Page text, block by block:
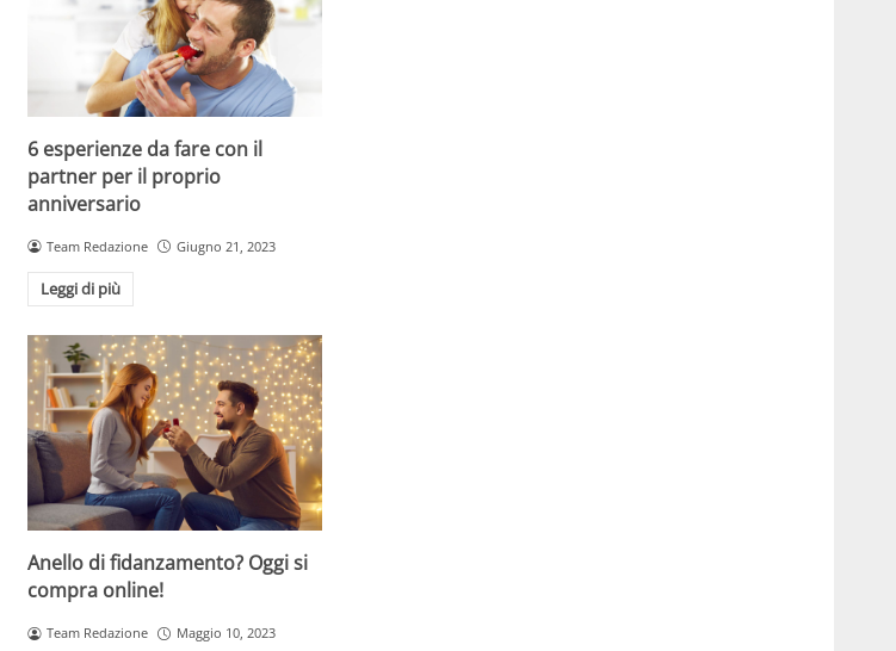
6 esperienze da fare con il
partner per il proprio
anniversario
Team Redazione Giugno 21, 2023
Leggi di più
Anello di fidanzamento? Oggi si
compra online!
Team Redazione Maggio 10, 2023